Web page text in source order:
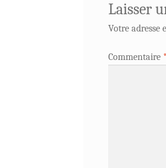
Laisser
Votre adresse
Commentaire *